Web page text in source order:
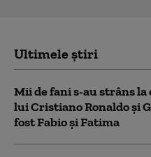
Ultimele știri
Mii de fani s-au strâns
lui Cristiano Ronaldo şi
fost Fabio şi Fatima